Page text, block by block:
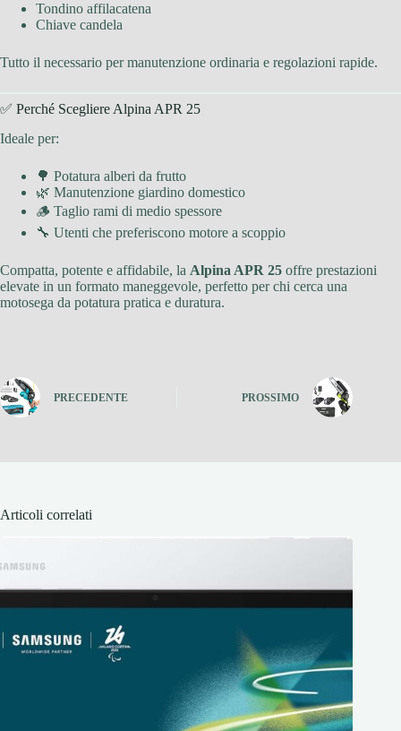
Tondino affilacatena
Chiave candela
Tutto il necessario per manutenzione ordinaria e regolazioni rapide.
✅ Perché Scegliere Alpina APR 25
Ideale per:
🌳 Potatura alberi da frutto
🌿 Manutenzione giardino domestico
🪵 Taglio rami di medio spessore
🔧 Utenti che preferiscono motore a scoppio
Compatta, potente e affidabile, la Alpina APR 25 offre prestazioni
elevate in un formato maneggevole, perfetto per chi cerca una
motosega da potatura pratica e duratura.
PRECEDENTE PROSSIMO
Articoli correlati